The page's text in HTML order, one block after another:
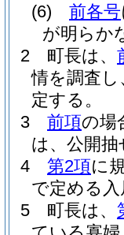
(6)
前各号
が明らか
2
町長は、
情を調査
定する。
3
前項の場
は、公開
4
第2項に
で定める
5
町長は、